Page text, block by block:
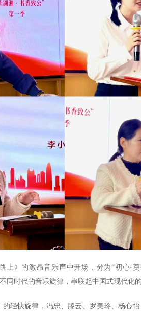
上》的激昂音乐声中开场，分为“初心·奠
同时代的音乐旋律，串联起中国式现代化
的轻快旋律，冯忠、滕云、罗美玲、杨心